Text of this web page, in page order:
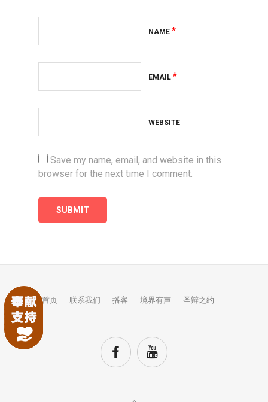
NAME *
EMAIL *
WEBSITE
Save my name, email, and website in this
browser for the next time I comment.
首页 联系我们 播客 境界有声 圣辩之约